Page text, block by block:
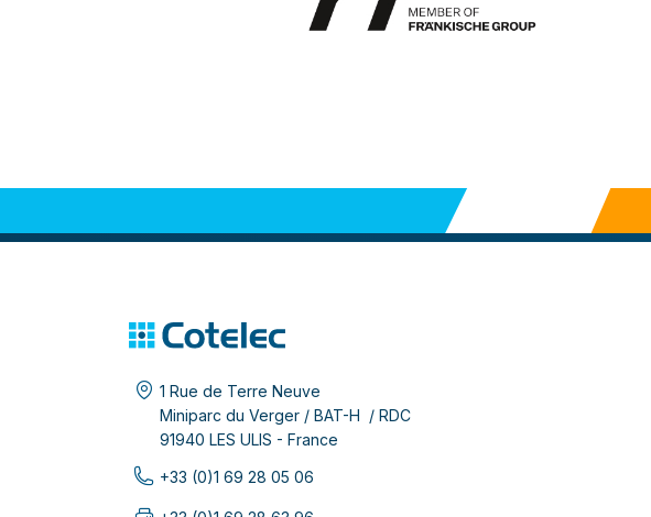
1 Rue de Terre Neuve
Miniparc du Verger / BAT-H / RDC
91940 LES ULIS - France
+33 (0)1 69 28 05 06